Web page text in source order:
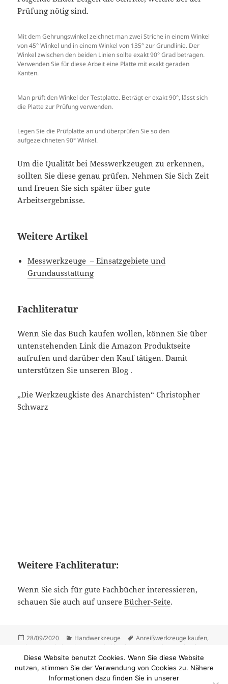
Prüfung nötig sind.
Mit dem Gehrungswinkel zeichnet man zwei Striche in einem Winkel
von 45° Winkel und in einem Winkel von 135° zur Grundlinie. Der
Winkel zwischen den beiden Linien sollte exakt 90° Grad betragen.
Verwenden Sie für diese Arbeit eine Platte mit exakt geraden
Kanten.
Man prüft den Winkel der Testplatte. Beträgt er exakt 90°, lässt sich
die Platte zur Prüfung verwenden.
Legen Sie die Prüfplatte an und überprüfen Sie so den
aufgezeichneten 90° Winkel.
Um die Qualität bei Messwerkzeugen zu erkennen,
sollten Sie diese genau prüfen. Nehmen Sie Sich Zeit
und freuen Sie sich später über gute
Arbeitsergebnisse.
Weitere Artikel
Messwerkzeuge – Einsatzgebiete und
Grundausstattung
Fachliteratur
Wenn Sie das Buch kaufen wollen, können Sie über
untenstehenden Link die Amazon Produktseite
aufrufen und darüber den Kauf tätigen. Damit
unterstützen Sie unseren Blog .
„Die Werkzeugkiste des Anarchisten“ Christopher
Schwarz
Weitere Fachliteratur:
Wenn Sie sich für gute Fachbücher interessieren,
schauen Sie auch auf unsereBücher-Seite.
Veröffentlicht
am
28/09/2020 Kategorien
Handwerkzeuge Schlagwörter
Anreißwerkzeuge kaufen,
Gehrungswinkel
Gehrungswinkel kaufen Messwerkzeuge kaufen
Qualität bei Anreißwerkzeugen,Qualität bei Messwerkzeugen,
Schmiege,Schmiege kaufen,Schreinerwinkel gute Qualität,
Streichmaß , Streichmaß kaufen
Winkel 90 Grad
Diese Website benutzt Cookies. Wenn Sie diese Website
nutzen, stimmen Sie der Verwendung von Cookies zu. Nähere
Informationen dazu finden Sie in unserer